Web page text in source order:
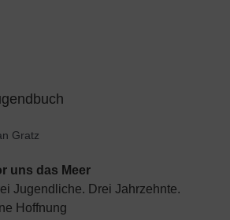
Gratz
uns das Meer
Jugendliche. Drei Jahrzehnte.
Hoffnung